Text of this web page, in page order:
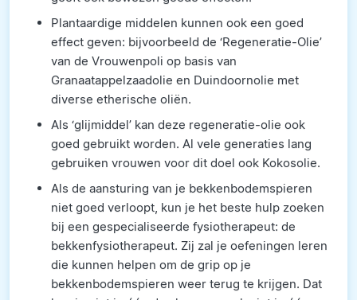
Plantaardige middelen kunnen ook een goed
effect geven: bijvoorbeeld de ‘Regeneratie-Olie’
van de Vrouwenpoli op basis van
Granaatappelzaadolie en Duindoornolie met
diverse etherische oliën.
Als ‘glijmiddel’ kan deze regeneratie-olie ook
goed gebruikt worden. Al vele generaties lang
gebruiken vrouwen voor dit doel ook Kokosolie.
Als de aansturing van je bekkenbodemspieren
niet goed verloopt, kun je het beste hulp zoeken
bij een gespecialiseerde fysiotherapeut: de
bekkenfysiotherapeut. Zij zal je oefeningen leren
die kunnen helpen om de grip op je
bekkenbodemspieren weer terug te krijgen. Dat